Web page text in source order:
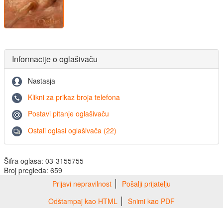
Informacije o oglašivaču
Nastasja
Klikni za prikaz broja telefona
Postavi pitanje oglašivaču
Ostali oglasi oglašivača (22)
Šifra oglasa: 03-3155755
Broj pregleda: 659
Prijavi nepravilnost
Pošalji prijatelju
Odštampaj kao HTML
Snimi kao PDF